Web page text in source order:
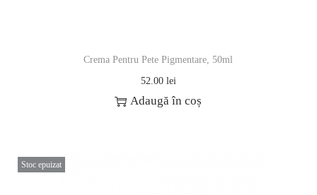
Crema Pentru Pete Pigmentare, 50ml
52.00 lei
Adaugă în coș
Stoc epuizat